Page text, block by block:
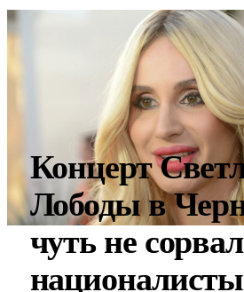
Концерт
Лободы в
чуть не
националисты